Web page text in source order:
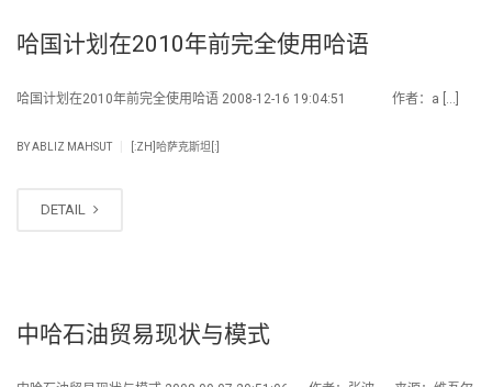
哈国计划在2010年前完全使用哈语
哈国计划在2010年前完全使用哈语 2008-12-16 19:04:51 作者：a […]
BYABLIZ MAHSUT [:ZH]哈萨克斯坦[:]
DETAIL
中哈石油贸易现状与模式